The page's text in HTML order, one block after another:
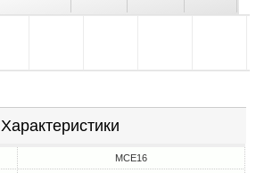
Характеристики
MCE16